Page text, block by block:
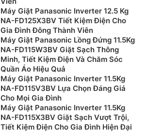
Máy Giặt Panasonic Inverter 12.5 Kg
NA-FD125X3BV Tiết Kiệm Điện Cho
Gia Đình Đông Thành Viên
Máy Giặt Panasonic Lồng Đứng 11.5Kg
NA-FD115W3BV Giặt Sạch Thông
Minh, Tiết Kiệm Điện Và Chăm Sóc
Quần Áo Hiệu Quả
Máy Giặt Panasonic Inverter 11.5Kg
NA-FD115V3BV Lựa Chọn Đáng Giá
Cho Mọi Gia Đình
Máy Giặt Panasonic Inverter 11.5Kg
NA-FD115X3BV Giặt Sạch Vượt Trội,
Tiết Kiệm Điện Cho Gia Đình Hiện Đại